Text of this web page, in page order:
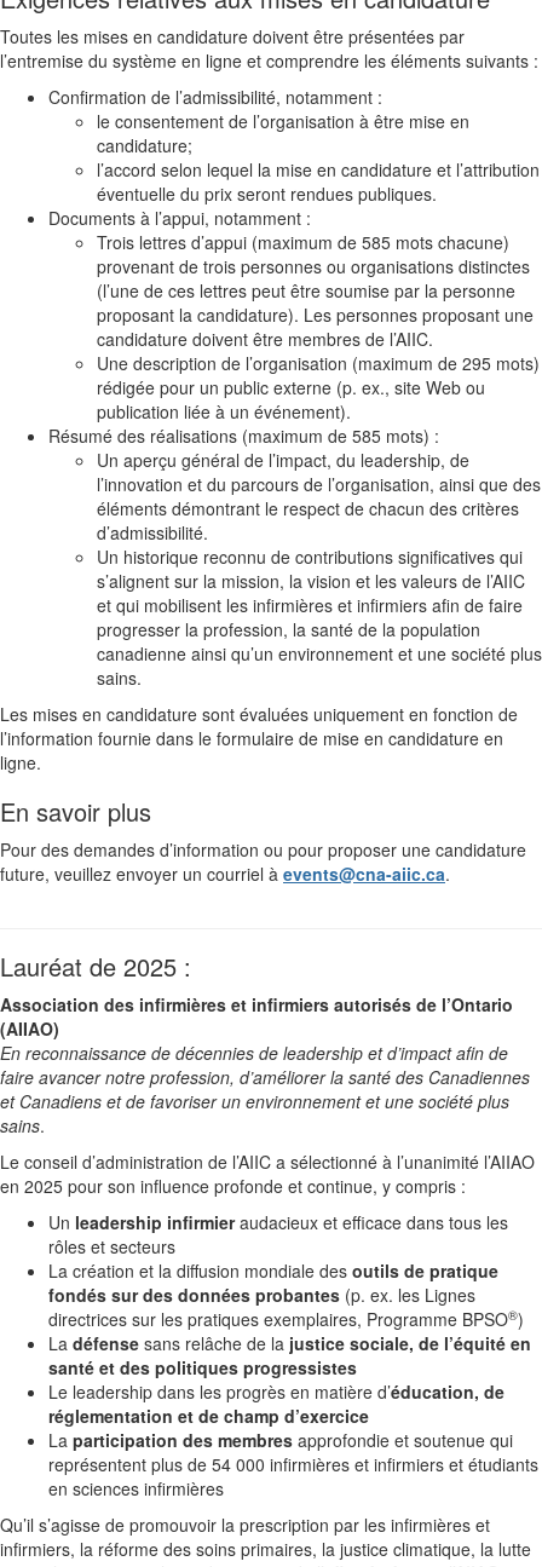
Toutes les mises en candidature doivent être présentées par
l’entremise du système en ligne et comprendre les éléments suivants :
Confirmation de l’admissibilité, notamment :
le consentement de l’organisation à être mise en
candidature;
l’accord selon lequel la mise en candidature et l’attribution
éventuelle du prix seront rendues publiques.
Documents à l’appui, notamment :
Trois lettres d’appui (maximum de 585 mots chacune)
provenant de trois personnes ou organisations distinctes
(l’une de ces lettres peut être soumise par la personne
proposant la candidature). Les personnes proposant une
candidature doivent être membres de l’AIIC.
Une description de l’organisation (maximum de 295 mots)
rédigée pour un public externe (p. ex., site Web ou
publication liée à un événement).
Résumé des réalisations (maximum de 585 mots) :
Un aperçu général de l’impact, du leadership, de
l’innovation et du parcours de l’organisation, ainsi que des
éléments démontrant le respect de chacun des critères
d’admissibilité.
Un historique reconnu de contributions significatives qui
s’alignent sur la mission, la vision et les valeurs de l’AIIC
et qui mobilisent les infirmières et infirmiers afin de faire
progresser la profession, la santé de la population
canadienne ainsi qu’un environnement et une société plus
sains.
Les mises en candidature sont évaluées uniquement en fonction de
l’information fournie dans le formulaire de mise en candidature en
ligne.
En savoir plus
Pour des demandes d’information ou pour proposer une candidature
future, veuillez envoyer un courriel à events@cna-aiic.ca.
Lauréat de 2025 :
Association des infirmières et infirmiers autorisés de l’Ontario
(AIIAO)
En reconnaissance de décennies de leadership et d’impact afin de
faire avancer notre profession, d’améliorer la santé des Canadiennes
et Canadiens et de favoriser un environnement et une société plus
sains.
Le conseil d’administration de l’AIIC a sélectionné à l’unanimité l’AIIAO
en 2025 pour son influence profonde et continue, y compris :
Un leadership infirmieraudacieux et efficace dans tous les
rôles et secteurs
La création et la diffusion mondiale des outils de pratique
fondés sur des données probantes (p. ex. les Lignes
directrices sur les pratiques exemplaires, Programme BPSO®)
La défense sans relâche de la justice sociale, de l’équité en
santé et des politiques progressistes
Le leadership dans les progrès en matière d’éducation, de
réglementation et de champ d’exercice
La participation des membres approfondie et soutenue qui
représentent plus de 54 000 infirmières et infirmiers et étudiants
en sciences infirmières
Qu’il s’agisse de promouvoir la prescription par les infirmières et
infirmiers, la réforme des soins primaires, la justice climatique, la lutte